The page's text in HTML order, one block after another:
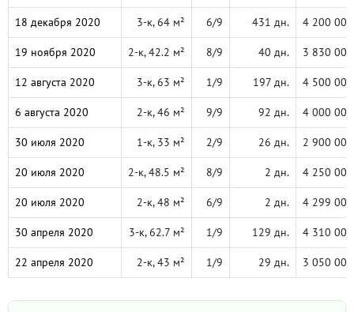
18 декабря 2020 3-к, 64 м² 6/9 431 дн. 4 200 000
19 ноября 2020 2-к, 42.2 м² 8/9 40 дн. 3 830 000
12 августа 2020 3-к, 63 м² 1/9 197 дн. 4 500 000
6 августа 2020 2-к, 46 м² 9/9 92 дн. 4 000 000
30 июля 2020 1-к, 33 м² 2/9 26 дн. 2 900 000
20 июля 2020 2-к, 48.5 м² 8/9 2 дн. 4 250 000
20 июля 2020 2-к, 48 м² 6/9 2 дн. 4 299 000
30 апреля 2020 3-к, 62.7 м² 1/9 129 дн. 4 310 000
22 апреля 2020 2-к, 43 м² 1/9 29 дн. 3 050 000